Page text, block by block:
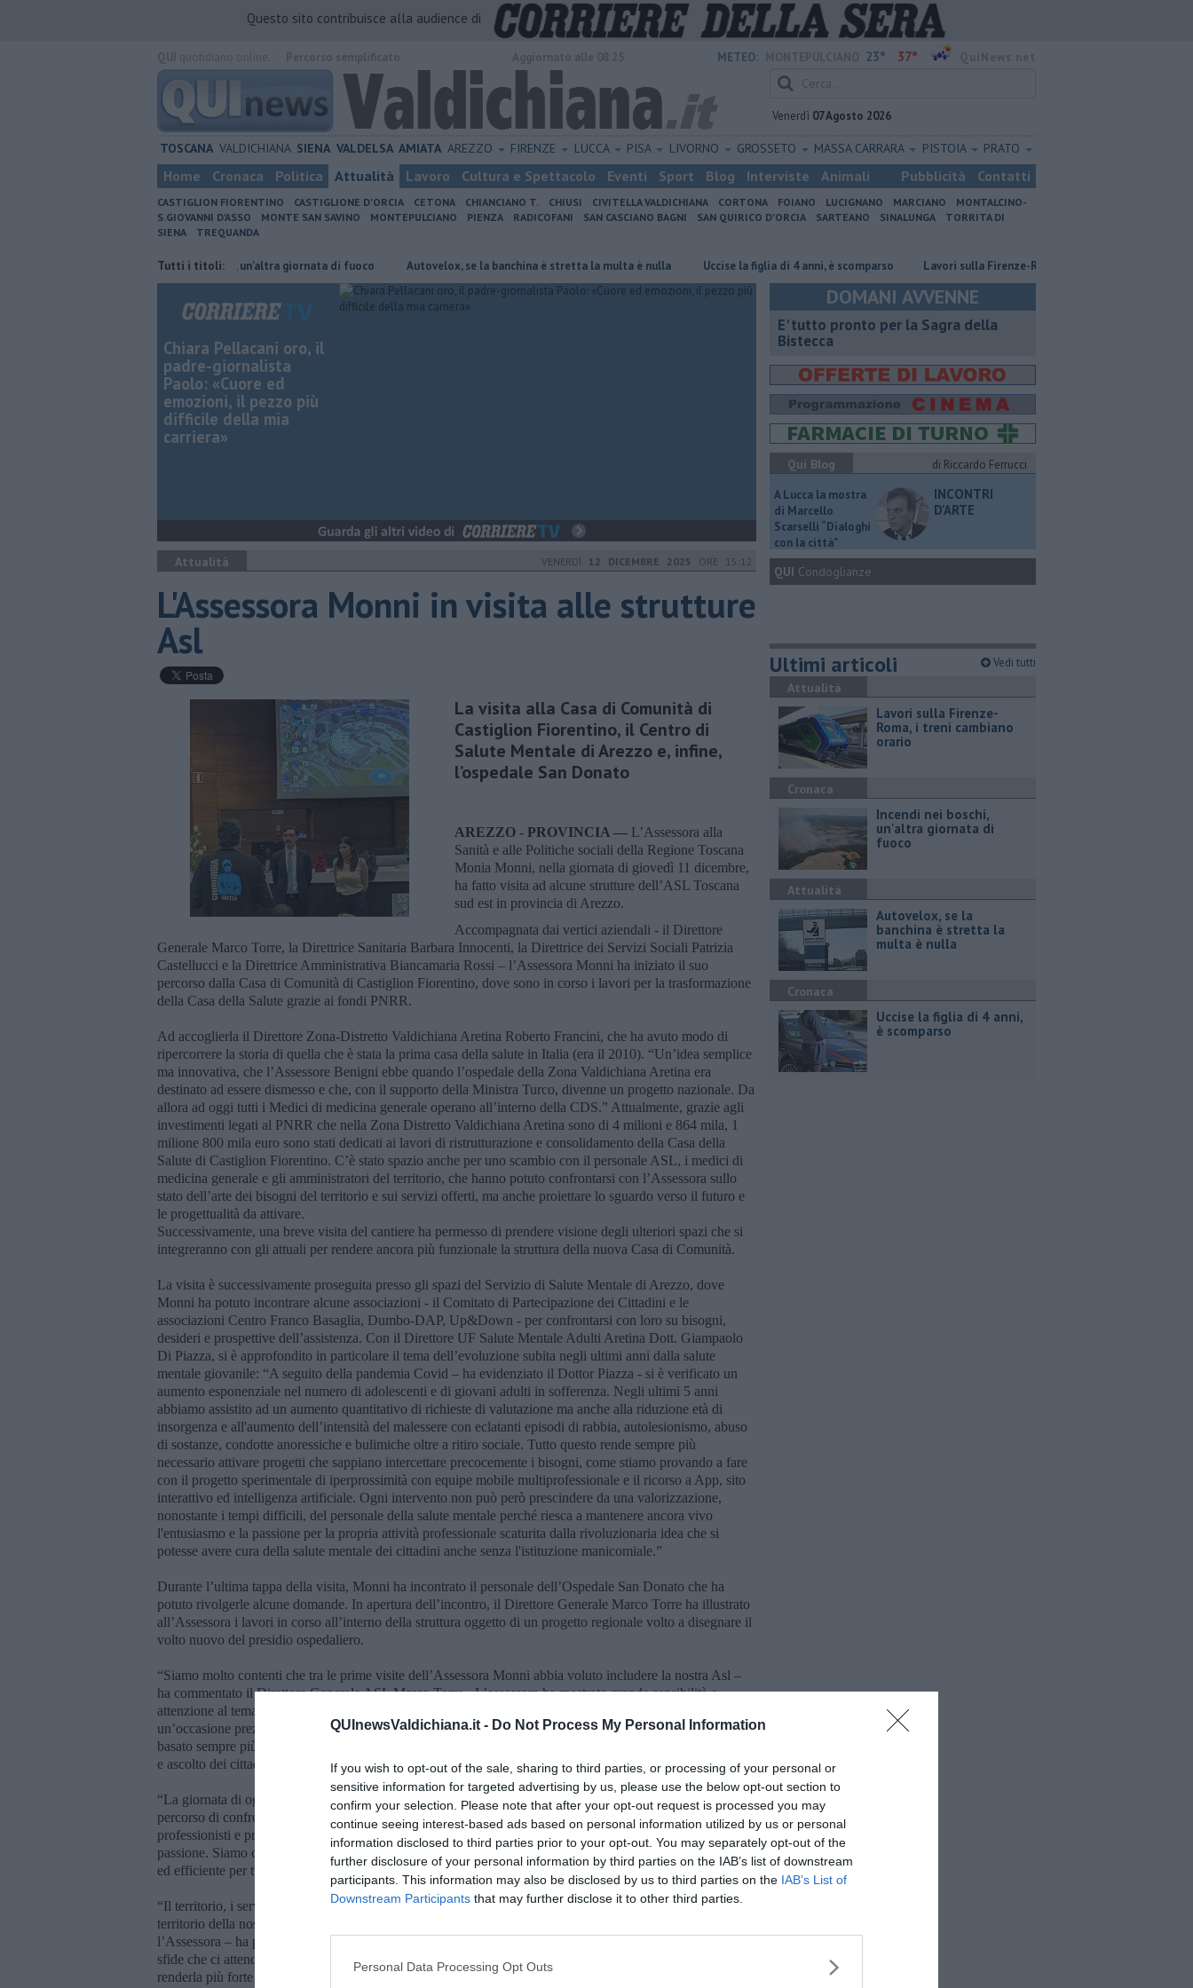
QUInewsValdichiana.it - Do Not Process My Personal Information
If you wish to opt-out of the sale, sharing to third parties, or processing of your personal or
sensitive information for targeted advertising by us, please use the below opt-out section to
confirm your selection. Please note that after your opt-out request is processed you may
continue seeing interest-based ads based on personal information utilized by us or personal
information disclosed to third parties prior to your opt-out. You may separately opt-out of the
further disclosure of your personal information by third parties on the IAB’s list of downstream
participants. This information may also be disclosed by us to third parties on the IAB’s List of
Downstream Participants that may further disclose it to other third parties.
Personal Data Processing Opt Outs
Questo sito contribuisce alla audience di
METEO: 23° 37°
Venerdì 07 Agosto 2026
TOSCANA VALDICHIANA SIENA VALDELSA AMIATA AREZZO FIRENZE LUCCA PISA LIVORNO GROSSETO MASSA CARRARA PISTOIA PRATO
Home Cronaca Politica Attualità Lavoro Cultura e Spettacolo Eventi Sport Blog Interviste Animali Pubblicità Contatti
CASTIGLION FIORENTINO CASTIGLIONE D'ORCIA CETONA CHIANCIANO T. CHIUSI CIVITELLA VALDICHIANA CORTONA FOIANO LUCIGNANO MARCIANO
MONTALCINO-
S.GIOVANNI D'ASSO
MONTE SAN SAVINO MONTEPULCIANO PIENZA RADICOFANI SAN CASCIANO BAGNI SAN QUIRICO D'ORCIA SARTEANO SINALUNGA
TORRITA DI
SIENA
TREQUANDA
Tutti i titoli:
Incendi nei boschi, un'altra giornata di fuoco Autovelox, se la banchina è stretta la multa è nulla Uccise la figlia di 4 anni, è scomparso Lavori sulla Firenze-Roma, i treni cambiano orario
Chiara Pellacani oro, il
padre-giornalista
Paolo: «Cuore ed
emozioni, il pezzo più
difficile della mia
carriera»
Attualità VENERDÌ 12 DICEMBRE 2025 ORE 15:12
​L'Assessora Monni in visita alle strutture
Asl
La visita alla Casa di Comunità di
Castiglion Fiorentino, il Centro di
Salute Mentale di Arezzo e, infine,
l’ospedale San Donato
AREZZO - PROVINCIA — L’Assessora alla
Sanità e alle Politiche sociali della Regione Toscana
Monia Monni, nella giornata di giovedì 11 dicembre,
ha fatto visita ad alcune strutture dell’ASL Toscana
sud est in provincia di Arezzo.
Accompagnata dai vertici aziendali - il Direttore
Generale Marco Torre, la Direttrice Sanitaria Barbara Innocenti, la Direttrice dei Servizi Sociali Patrizia
Castellucci e la Direttrice Amministrativa Biancamaria Rossi – l’Assessora Monni ha iniziato il suo
percorso dalla Casa di Comunità di Castiglion Fiorentino, dove sono in corso i lavori per la trasformazione
della Casa della Salute grazie ai fondi PNRR.
Ad accoglierla il Direttore Zona-Distretto Valdichiana Aretina Roberto Francini, che ha avuto modo di
ripercorrere la storia di quella che è stata la prima casa della salute in Italia (era il 2010). “Un’idea semplice
ma innovativa, che l’Assessore Benigni ebbe quando l’ospedale della Zona Valdichiana Aretina era
destinato ad essere dismesso e che, con il supporto della Ministra Turco, divenne un progetto nazionale. Da
allora ad oggi tutti i Medici di medicina generale operano all’interno della CDS.” Attualmente, grazie agli
investimenti legati al PNRR che nella Zona Distretto Valdichiana Aretina sono di 4 milioni e 864 mila, 1
milione 800 mila euro sono stati dedicati ai lavori di ristrutturazione e consolidamento della Casa della
Salute di Castiglion Fiorentino. C’è stato spazio anche per uno scambio con il personale ASL, i medici di
medicina generale e gli amministratori del territorio, che hanno potuto confrontarsi con l’Assessora sullo
stato dell’arte dei bisogni del territorio e sui servizi offerti, ma anche proiettare lo sguardo verso il futuro e
le progettualità da attivare.
Successivamente, una breve visita del cantiere ha permesso di prendere visione degli ulteriori spazi che si
integreranno con gli attuali per rendere ancora più funzionale la struttura della nuova Casa di Comunità.
La visita è successivamente proseguita presso gli spazi del Servizio di Salute Mentale di Arezzo, dove
Monni ha potuto incontrare alcune associazioni - il Comitato di Partecipazione dei Cittadini e le
associazioni Centro Franco Basaglia, Dumbo-DAP, Up&Down - per confrontarsi con loro su bisogni,
desideri e prospettive dell’assistenza. Con il Direttore UF Salute Mentale Adulti Aretina Dott. Giampaolo
Di Piazza, si è approfondito in particolare il tema dell’evoluzione subita negli ultimi anni dalla salute
mentale giovanile: “A seguito della pandemia Covid – ha evidenziato il Dottor Piazza - si è verificato un
aumento esponenziale nel numero di adolescenti e di giovani adulti in sofferenza. Negli ultimi 5 anni
abbiamo assistito ad un aumento quantitativo di richieste di valutazione ma anche alla riduzione età di
insorgenza e all'aumento dell’intensità del malessere con eclatanti episodi di rabbia, autolesionismo, abuso
di sostanze, condotte anoressiche e bulimiche oltre a ritiro sociale. Tutto questo rende sempre più
necessario attivare progetti che sappiano intercettare precocemente i bisogni, come stiamo provando a fare
con il progetto sperimentale di iperprossimità con equipe mobile multiprofessionale e il ricorso a App, sito
interattivo ed intelligenza artificiale. Ogni intervento non può però prescindere da una valorizzazione,
nonostante i tempi difficili, del personale della salute mentale perché riesca a mantenere ancora vivo
l'entusiasmo e la passione per la propria attività professionale scaturita dalla rivoluzionaria idea che si
potesse avere cura della salute mentale dei cittadini anche senza l'istituzione manicomiale.”
Durante l’ultima tappa della visita, Monni ha incontrato il personale dell’Ospedale San Donato che ha
potuto rivolgerle alcune domande. In apertura dell’incontro, il Direttore Generale Marco Torre ha illustrato
all’Assessora i lavori in corso all’interno della struttura oggetto di un progetto regionale volto a disegnare il
volto nuovo del presidio ospedaliero.
“Siamo molto contenti che tra le prime visite dell’Assessora Monni abbia voluto includere la nostra Asl –
ha commentato il Direttore Generale ASL Marco Torre - L’assessora ha mostrato grande sensibilità e
attenzione al tema della sanità territoriale, della salute mentale e della sanità ospedaliera. È stata
un’occasione preziosa non solo per fare il punto su tanti argomenti, ma per iniziare a progettare un futuro
basato sempre più su tre pilastri: integrazione territoriale, partecipazione dei professionisti e coinvolgimento
e ascolto dei cittadini e delle cittadine e degli enti del terzo settore.”
“La giornata di oggi è un momento importante perché con essa l’Assessora Monni ha dato il via ad un
percorso di confronto e dialogo aperto – ha dichiarato la Direttrice Sanitaria Barbara Innocenti – con tanti
professionisti e professioniste che ogni giorno lavorano all’interno delle nostre strutture con competenza e
passione. Siamo certi che seguiranno tante altre occasioni, utili per costruire insieme una sanità più efficace
ed efficiente per tutte e tutti.”
“Il territorio, i servizi, le associazioni, le persone, mettere tutto questo al centro della sua prima visita sul
territorio della nostra ASL ha rappresentato un momento importante, di cui non possiamo che ringraziare
l’Assessora – ha proseguito Patrizia Castellucci, Direttrice dei Servizi Sociali ASL Toscana sud est- Le
sfide che ci attendono sono grandi ed è quindi importante rafforzare sempre più i nodi della rete, per
renderla più forte e resiliente ai cambiamenti.”
DOMANI AVVENNE
E' tutto pronto per la Sagra della
Bistecca
Qui Blog
di Riccardo Ferrucci
A Lucca la mostra
di Marcello
Scarselli “Dialoghi
con la città"
INCONTRI
D'ARTE
QUI Condoglianze
Ultimi articoli Vedi tutti
Attualità
Lavori sulla Firenze-
Roma, i treni cambiano
orario
Cronaca
Incendi nei boschi,
un'altra giornata di
fuoco
Attualità
Autovelox, se la
banchina è stretta la
multa è nulla
Cronaca
Uccise la figlia di 4 anni,
è scomparso